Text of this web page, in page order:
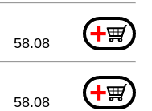
+
58.08
+
58.08